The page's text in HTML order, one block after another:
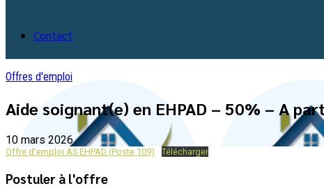
Contact
Offres d'emploi
Aide soignant(e) en EHPAD – 50% – A
10 mars 2026
Offre d’emploi AS EHPAD (Poste 109) Télécharger
Postuler à l'offre